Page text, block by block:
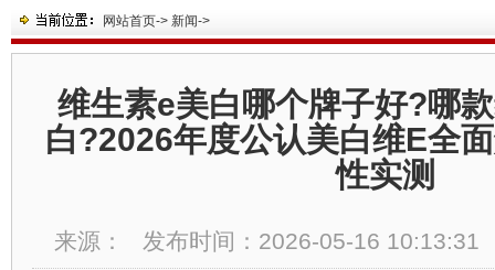
网站首页-> 新闻->
维生素e美白哪个牌子好?哪
白?2026年度公认美白维E全
性实测
来源： 发布时间： 2026-05-16 10:13:31